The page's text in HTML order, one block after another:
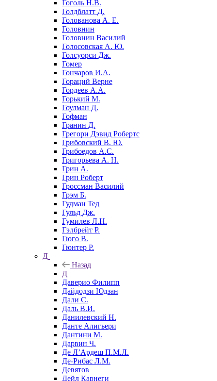
Гоголь Н.В.
Голдблатт Д.
Голованова А. Е.
Головнин
Головнин Василий
Голосовская А. Ю.
Голсуорси Дж.
Гомер
Гончаров И.А.
Гораций Верне
Гордеев А.А.
Горький М.
Гоулман Д.
Гофман
Гранин Д.
Грегори Дэвид Робертс
Грибовский В. Ю.
Грибоедов А.С.
Григорьева А. Н.
Грин А.
Грин Роберт
Гроссман Василий
Грэм Б.
Гудман Тед
Гульд Дж.
Гумилев Л.Н.
Гэлбрейт Р.
Гюго В.
Гюнтер Р.
Д
Назад
Д
Даверио Филипп
Дайдодзи Юдзан
Дали С.
Даль В.И.
Данилевский Н.
Данте Алигьери
Дантини М.
Дарвин Ч.
Де Л’Ардеш П.М.Л.
Де-Рибас Л.М.
Девятов
Дейл Карнеги